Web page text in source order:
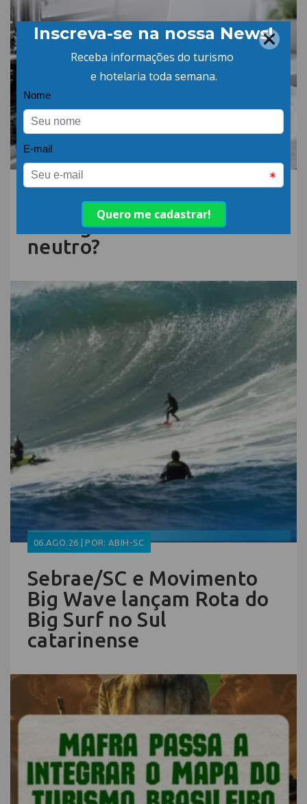
06.AGO.26 | POR: ABIH-SC
Qual a diferença entre
detergente alcalino e
neutro?
06.AGO.26 | POR: ABIH-SC
Sebrae/SC e Movimento
Big Wave lançam Rota do
Big Surf no Sul
catarinense